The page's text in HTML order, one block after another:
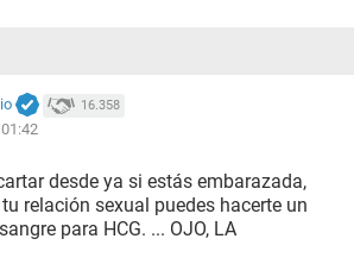
16.358
desde ya si estás embarazada,
relación sexual puedes hacerte un
para HCG. ... OJO, LA